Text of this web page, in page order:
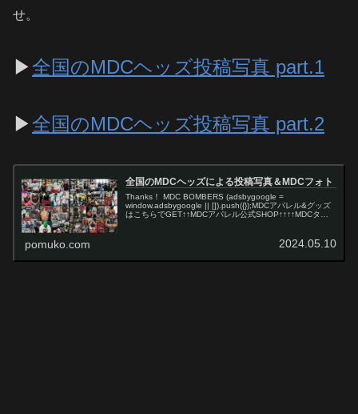
せ。
▶全国のMDCヘッズ投稿写真 part.1
▶全国のMDCヘッズ投稿写真 part.2
全国のMDCヘッズによる投稿写真＆MDCフォト
Thanks！ MDC BOMBERS (adsbygoogle =
window.adsbygoogle || []).push({});MDCアパレル&グッズ
はこちらでGET↑↑MDCアパレル公式SHOP↑↑↑↑MDCタト
pomuko.com 2024.05.10